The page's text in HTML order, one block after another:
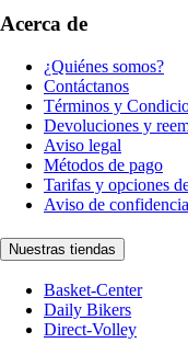
Acerca de
¿Quiénes somos?
Contáctanos
Términos y
Devoluciones y
Aviso legal
Métodos de pago
Tarifas y opciones
Aviso de
Nuestras tiendas
Basket-Center
Daily Bikers
Direct-Volley